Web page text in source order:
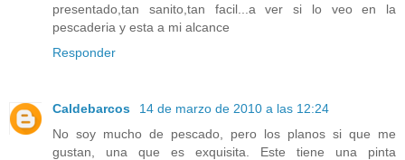
presentado,tan sanito,tan facil...a ver si lo veo en la
pescaderia y esta a mi alcance
Responder
Caldebarcos
14 de marzo de 2010 a las 12:24
No soy mucho de pescado, pero los planos si que me
gustan, una que es exquisita. Este tiene una pinta